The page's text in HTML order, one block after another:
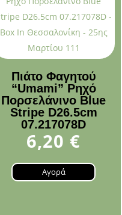
Πιάτο Φαγητού
“Umami” Ρηχό
Πορσελάνινο Blue
Stripe D26.5cm
07.217078D
6,20 €
Αγορά